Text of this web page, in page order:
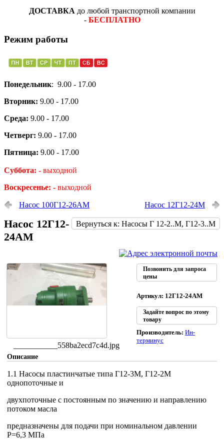
ДОСТАВКА до любой транспортной компании
- БЕСПЛАТНО
Режим работы
Понедельник: 9.00 - 17.00
Вторник: 9.00 - 17.00
Среда: 9.00 - 17.00
Четверг: 9.00 - 17.00
Пятница: 9.00 - 17.00
Суббота: - выходной
Воскресенье: - выходной
Насос 100Г12-26АМ Насос 12Г12-24М
Вернуться к: Насосы Г 12-2..М, Г12-3..М
Насос 12Г12-
24АМ
___________558ba2ecd7c4d.jpg
Позвонить для запроса
цены
Артикул: 12Г12-24АМ
Задайте вопрос по этому
товару
Производитель:Ин-
терминус
Описание
1.1 Насосы пластинчатые типа Г12-3М, Г12-2М
однопоточные и
двухпоточные с постоянным по значению и направлению
потоком масла
предназначены для подачи при номинальном давлении
Р=6,3 МПа